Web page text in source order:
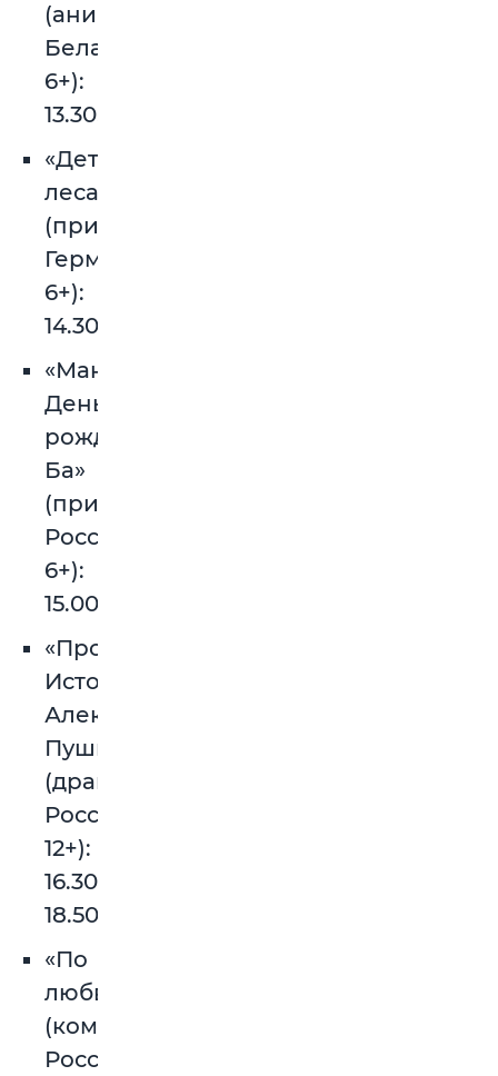
(анимация,
Беларусь,
6+):
13.30.
«Дети
леса»
(приключения,
Германия,
6+):
14.30.
«Манюня.
День
рождения
Ба»
(приключения,
Россия,
6+):
15.00.
«Пророк.
История
Александра
Пушкина»
(драма,
Россия,
12+):
16.30,
18.50.
«По
любви»
(комедия,
Россия,